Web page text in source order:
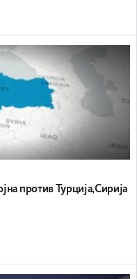
против Турција,Сирија